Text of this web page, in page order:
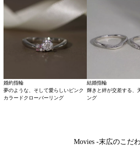
婚約指輪
夢のような、そして愛らしいピンク
カラードクローバーリング
結婚指輪
輝きと絆が交差する、
ング
Movies -末広のこだ